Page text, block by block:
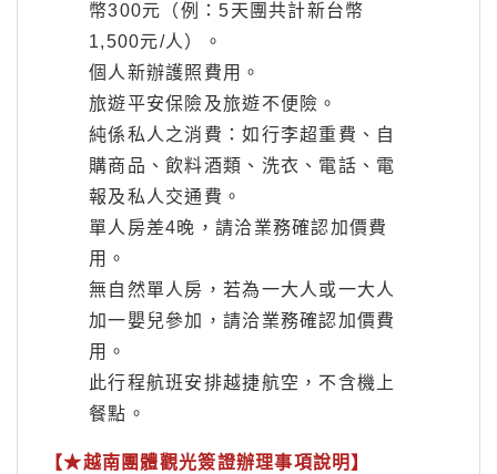
幣300元（例：5天團共計新台幣
1,500元/人）。
個人新辦護照費用。
旅遊平安保險及旅遊不便險。
純係私人之消費：如行李超重費、自
購商品、飲料酒類、洗衣、電話、電
報及私人交通費。
單人房差4晚，請洽業務確認加價費
用。
無自然單人房，若為一大人或一大人
加一嬰兒參加，請洽業務確認加價費
用。
此行程航班安排越捷航空，不含機上
餐點。
【★越南團體觀光簽證辦理事項說明】